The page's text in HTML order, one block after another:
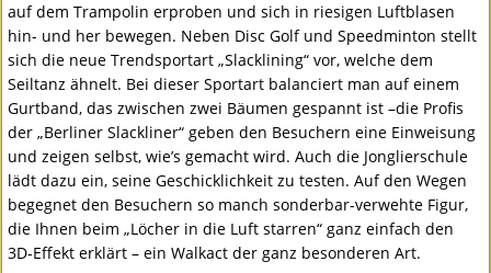
auf dem Trampolin erproben und sich in riesigen Luftblasen
hin- und her bewegen. Neben Disc Golf und Speedminton stellt
sich die neue Trendsportart „Slacklining“ vor, welche dem
Seiltanz ähnelt. Bei dieser Sportart balanciert man auf einem
Gurtband, das zwischen zwei Bäumen gespannt ist –die Profis
der „Berliner Slackliner“ geben den Besuchern eine Einweisung
und zeigen selbst, wie’s gemacht wird. Auch die Jonglierschule
lädt dazu ein, seine Geschicklichkeit zu testen. Auf den Wegen
begegnet den Besuchern so manch sonderbar-verwehte Figur,
die Ihnen beim „Löcher in die Luft starren“ ganz einfach den
3D-Effekt erklärt – ein Walkact der ganz besonderen Art.